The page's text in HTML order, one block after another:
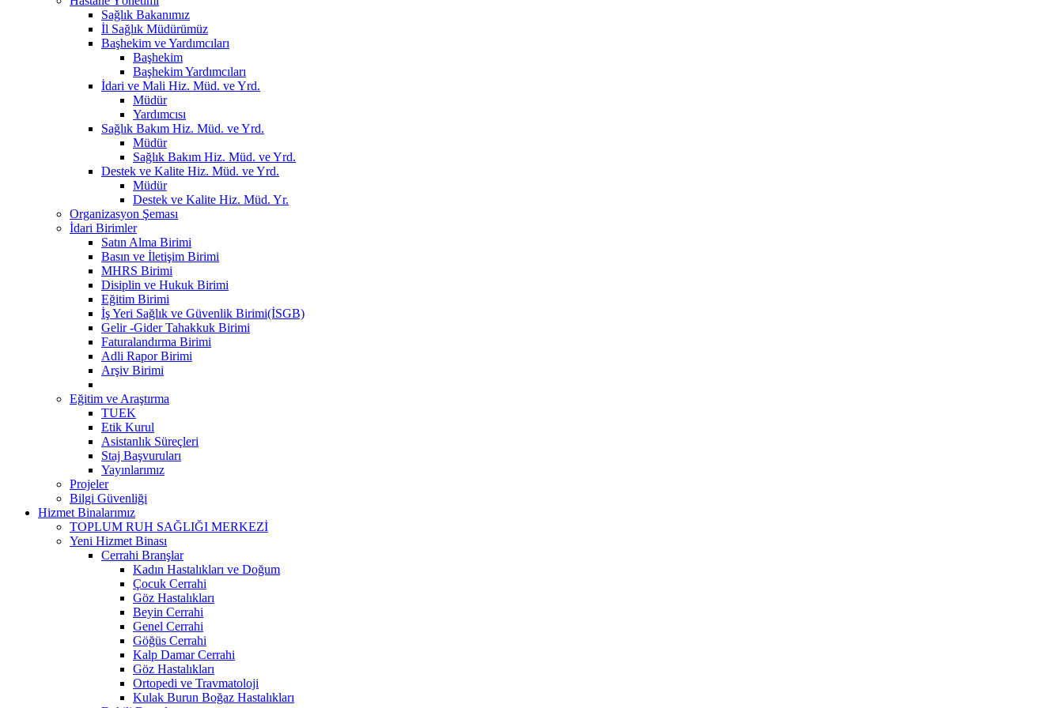
Sağlık Bakanımız
İl Sağlık Müdürümüz
Başhekim ve Yardımcıları
Başhekim
Başhekim Yardımcıları
İdari ve Mali Hiz. Müd. ve Yrd.
Müdür
Yardımcısı
Sağlık Bakım Hiz. Müd. ve Yrd.
Müdür
Sağlık Bakım Hiz. Müd. ve Yrd.
Destek ve Kalite Hiz. Müd. ve Yrd.
Müdür
Destek ve Kalite Hiz. Müd. Yr.
Organizasyon Şeması
İdari Birimler
Satın Alma Birimi
Basın ve İletişim Birimi
MHRS Birimi
Disiplin ve Hukuk Birimi
Eğitim Birimi
İş Yeri Sağlık ve Güvenlik Birimi(İSGB)
Gelir -Gider Tahakkuk Birimi
Faturalandırma Birimi
Adli Rapor Birimi
Arşiv Birimi
Eğitim ve Araştırma
TUEK
Etik Kurul
Asistanlık Süreçleri
Staj Başvuruları
Yayınlarımız
Projeler
Bilgi Güvenliği
Hizmet Binalarımız
TOPLUM RUH SAĞLIĞI MERKEZİ
Yeni Hizmet Binası
Cerrahi Branşlar
Kadın Hastalıkları ve Doğum
Çocuk Cerrahi
Göz Hastalıkları
Beyin Cerrahi
Genel Cerrahi
Göğüs Cerrahi
Kalp Damar Cerrahi
Göz Hastalıkları
Ortopedi ve Travmatoloji
Kulak Burun Boğaz Hastalıkları